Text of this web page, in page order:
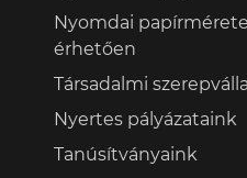
Nyomdai
érhetően
Társadalmi
Nyertes pályázataink
Tanúsítványaink